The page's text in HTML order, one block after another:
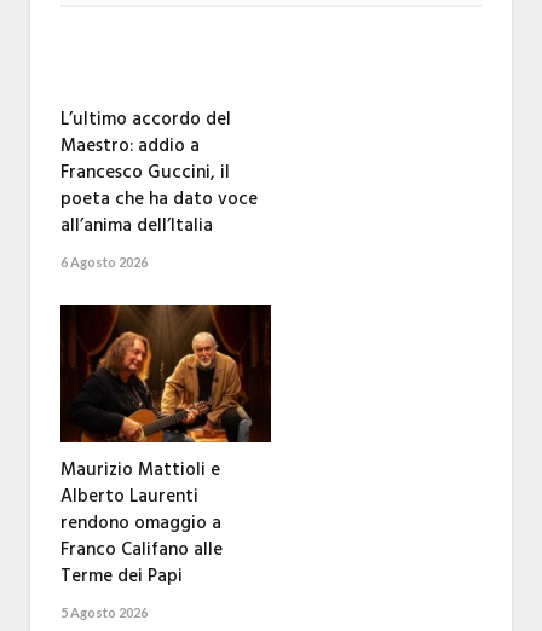
L’ultimo accordo del
Maestro: addio a
Francesco Guccini, il
poeta che ha dato voce
all’anima dell’Italia
6 Agosto 2026
Maurizio Mattioli e
Alberto Laurenti
rendono omaggio a
Franco Califano alle
Terme dei Papi
5 Agosto 2026